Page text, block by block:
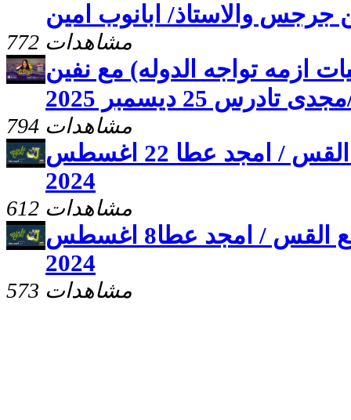
جرجس والاستاذ/ ابانوب امين
772 مشاهدات
ازمه تواجه الدوله) مع نفين
25 ديسمبر 2025
794 مشاهدات
برنامج علمنى يسوع مع القس / امجد عطا 22 اغسطس
2024
612 مشاهدات
برنامج علمنى يسوع مع القس / امجد عطا8 اغسطس
2024
573 مشاهدات